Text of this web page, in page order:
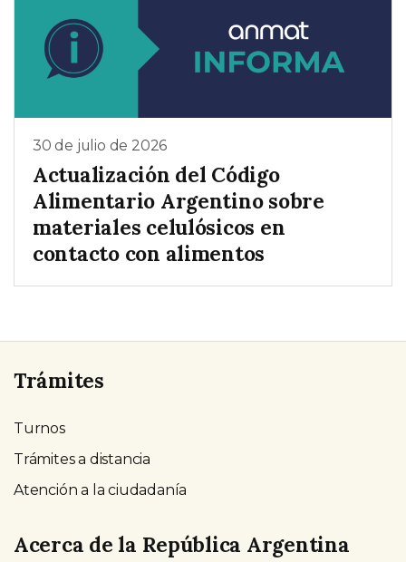
30 de julio de 2026
Actualización del Código
Alimentario Argentino sobre
materiales celulósicos en
contacto con alimentos
Trámites
Turnos
Trámites a distancia
Atención a la ciudadanía
Acerca de la República Argentina